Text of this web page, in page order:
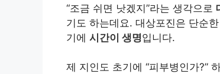
“조금 쉬면 낫겠지”라는 생각으로
기도 하는데요. 대상포진은 단순
기에 시간이 생명입니다.
제 지인도 초기에 “피부병인가?”